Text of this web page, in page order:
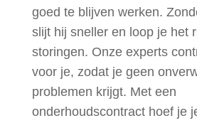
goed te blijven werken.
slijt hij sneller en loop je het
storingen. Onze experts
voor je, zodat je geen
problemen krijgt. Met een
onderhoudscontract hoef je